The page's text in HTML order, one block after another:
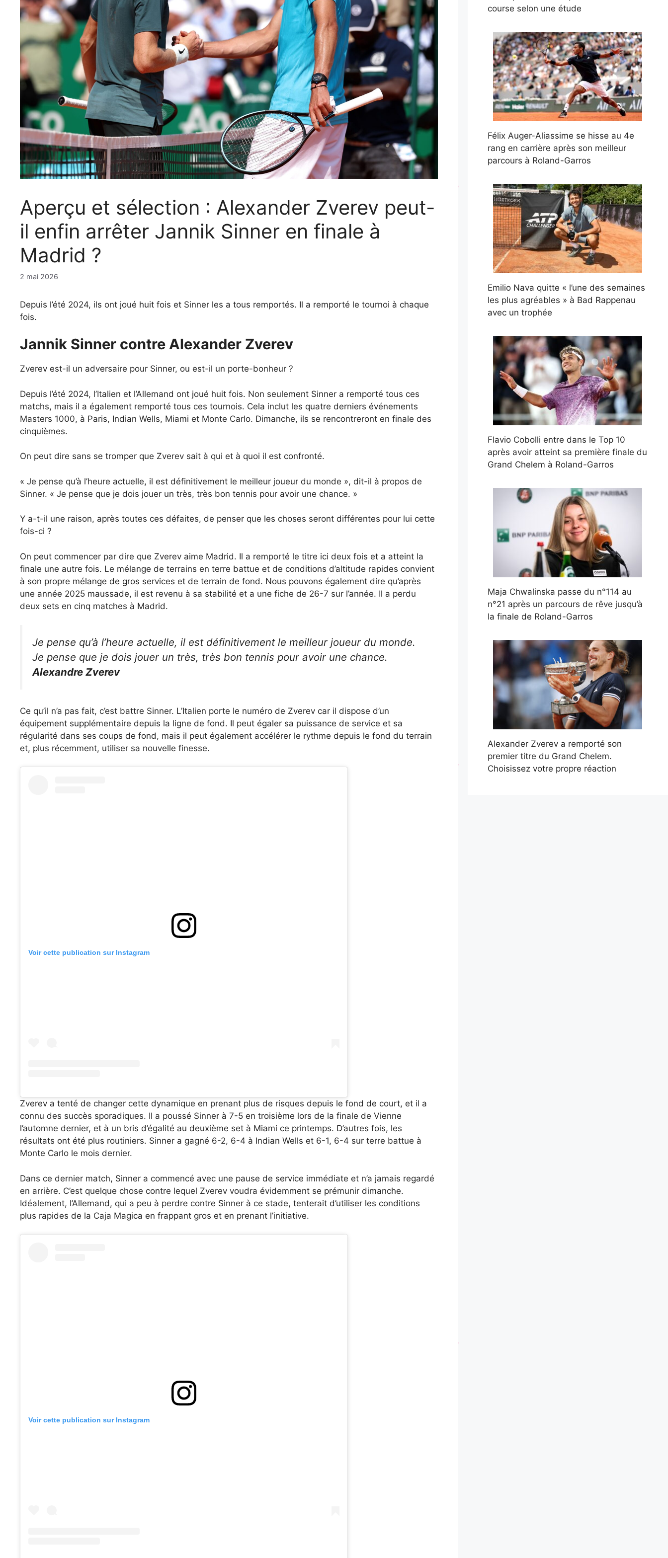
Aperçu et sélection : Alexander Zverev peut-
il enfin arrêter Jannik Sinner en finale à
Madrid ?
2 mai 2026
Depuis l’été 2024, ils ont joué huit fois et Sinner les a tous remportés. Il a remporté le tournoi à chaque
fois.
Jannik Sinner contre Alexander Zverev
Zverev est-il un adversaire pour Sinner, ou est-il un porte-bonheur ?
Depuis l’été 2024, l’Italien et l’Allemand ont joué huit fois. Non seulement Sinner a remporté tous ces
matchs, mais il a également remporté tous ces tournois. Cela inclut les quatre derniers événements
Masters 1000, à Paris, Indian Wells, Miami et Monte Carlo. Dimanche, ils se rencontreront en finale des
cinquièmes.
On peut dire sans se tromper que Zverev sait à qui et à quoi il est confronté.
« Je pense qu’à l’heure actuelle, il est définitivement le meilleur joueur du monde », dit-il à propos de
Sinner. « Je pense que je dois jouer un très, très bon tennis pour avoir une chance. »
Y a-t-il une raison, après toutes ces défaites, de penser que les choses seront différentes pour lui cette
fois-ci ?
On peut commencer par dire que Zverev aime Madrid. Il a remporté le titre ici deux fois et a atteint la
finale une autre fois. Le mélange de terrains en terre battue et de conditions d’altitude rapides convient
à son propre mélange de gros services et de terrain de fond. Nous pouvons également dire qu’après
une année 2025 maussade, il est revenu à sa stabilité et a une fiche de 26-7 sur l’année. Il a perdu
deux sets en cinq matches à Madrid.
Je pense qu’à l’heure actuelle, il est définitivement le meilleur joueur du monde.
Je pense que je dois jouer un très, très bon tennis pour avoir une chance.
Alexandre Zverev
Ce qu’il n’a pas fait, c’est battre Sinner. L’Italien porte le numéro de Zverev car il dispose d’un
équipement supplémentaire depuis la ligne de fond. Il peut égaler sa puissance de service et sa
régularité dans ses coups de fond, mais il peut également accélérer le rythme depuis le fond du terrain
et, plus récemment, utiliser sa nouvelle finesse.
Voir cette publication sur Instagram
Zverev a tenté de changer cette dynamique en prenant plus de risques depuis le fond de court, et il a
connu des succès sporadiques. Il a poussé Sinner à 7-5 en troisième lors de la finale de Vienne
l’automne dernier, et à un bris d’égalité au deuxième set à Miami ce printemps. D’autres fois, les
résultats ont été plus routiniers. Sinner a gagné 6-2, 6-4 à Indian Wells et 6-1, 6-4 sur terre battue à
Monte Carlo le mois dernier.
Dans ce dernier match, Sinner a commencé avec une pause de service immédiate et n’a jamais regardé
en arrière. C’est quelque chose contre lequel Zverev voudra évidemment se prémunir dimanche.
Idéalement, l’Allemand, qui a peu à perdre contre Sinner à ce stade, tenterait d’utiliser les conditions
plus rapides de la Caja Magica en frappant gros et en prenant l’initiative.
Voir cette publication sur Instagram
course selon une étude
Félix Auger-Aliassime se hisse au 4e
rang en carrière après son meilleur
parcours à Roland-Garros
Emilio Nava quitte « l’une des semaines
les plus agréables » à Bad Rappenau
avec un trophée
Flavio Cobolli entre dans le Top 10
après avoir atteint sa première finale du
Grand Chelem à Roland-Garros
Maja Chwalinska passe du n°114 au
n°21 après un parcours de rêve jusqu’à
la finale de Roland-Garros
Alexander Zverev a remporté son
premier titre du Grand Chelem.
Choisissez votre propre réaction